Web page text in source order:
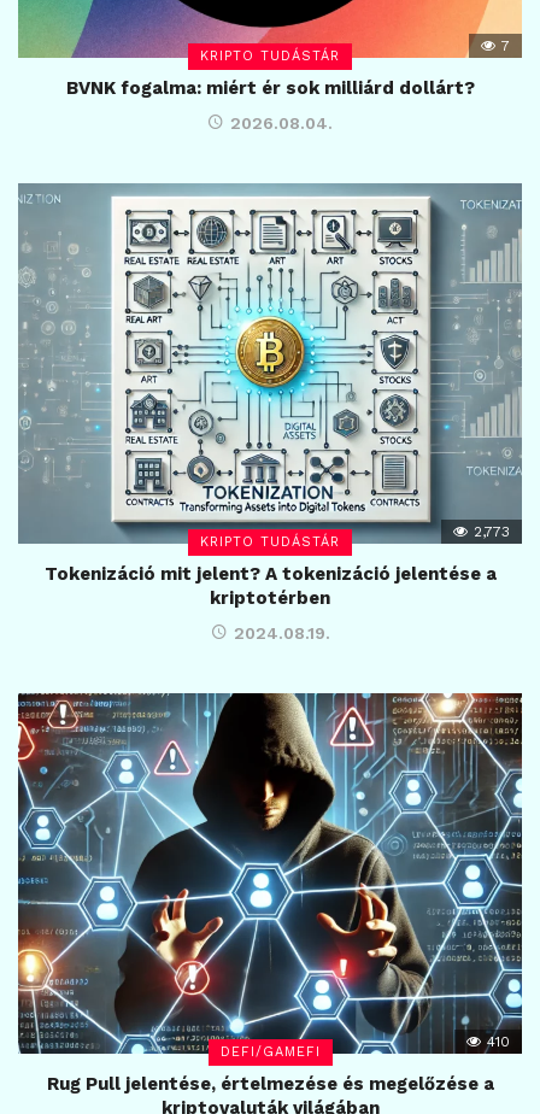
KRIPTO TUDÁSTÁR
7
BVNK fogalma: miért ér sok milliárd dollárt?
2026.08.04.
KRIPTO TUDÁSTÁR
2,773
Tokenizáció mit jelent? A tokenizáció jelentése a
kriptotérben
2024.08.19.
DEFI/GAMEFI
410
Rug Pull jelentése, értelmezése és megelőzése a
kriptovaluták világában